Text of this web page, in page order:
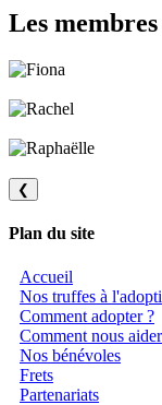
Les
❮
Plan du site
Accueil
Nos truffes à
Comment adopter ?
Comment nous
Nos bénévoles
Frets
Partenariats